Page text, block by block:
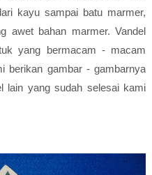
kayu sampai batu marmer,
awet bahan marmer. Vandel
yang bermacam - macam
berikan gambar - gambarnya
lain yang sudah selesai kami